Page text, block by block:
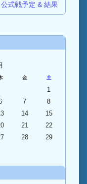
式戦予定 & 結果
金 土
1
7
8
14
15
21
22
28
29